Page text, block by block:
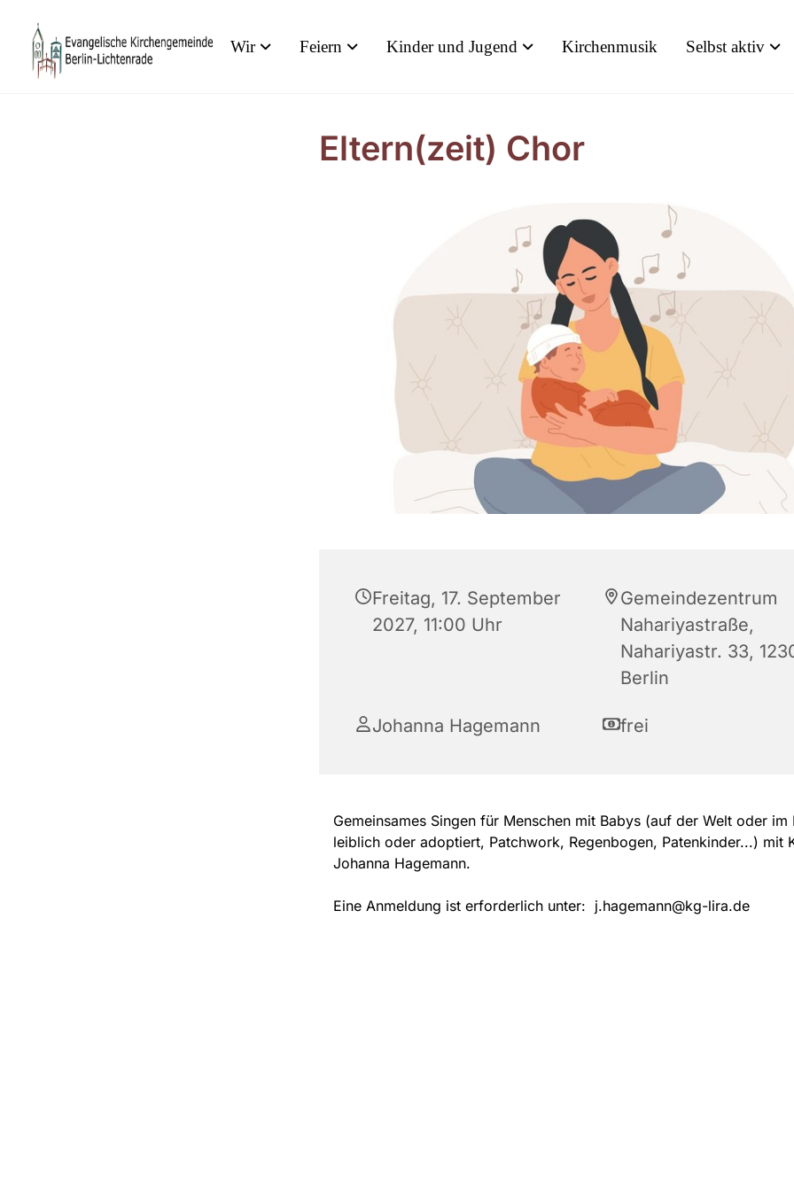
Wir Feiern Kinder und Jugend Kirchenmusik Selbst aktiv
Eltern(zeit) Chor
Freitag, 17. September
2027, 11:00 Uhr
Gemeindezentrum
Nahariyastraße,
Nahariyastr. 33,
Berlin
Johanna Hagemann frei
Gemeinsames Singen für Menschen mit Babys (auf der Welt oder im
leiblich oder adoptiert, Patchwork, Regenbogen, Patenkinder...) mit
Johanna Hagemann.
Eine Anmeldung ist erforderlich unter: j.hagemann@kg-lira.de